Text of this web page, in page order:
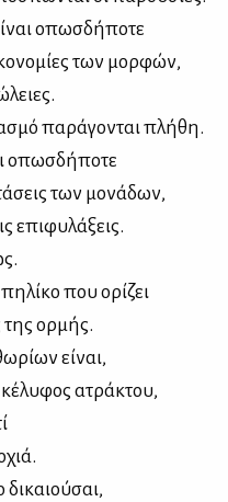
οπωσ­δή­πο­τε
των μορ­φών,
πα­ρά­γο­νται πλή­θη.
οπωσ­δή­πο­τε
των μο­νά­δων,
επι­φυ­λά­ξεις.
που ορί­ζει
ορ­μής.
εί­ναι,
ατρά­κτου,
δι­καιού­σαι,